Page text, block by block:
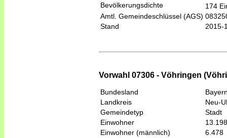
Bevölkerungsdichte
174
Amtl. Gemeindeschlüssel (AGS)
Stand
2015-
Vorwahl 07306 - Vöhringen
Bundesland
Landkreis
Neu-
Gemeindetyp
Stadt
Einwohner
13.198
Einwohner (männlich)
6.478